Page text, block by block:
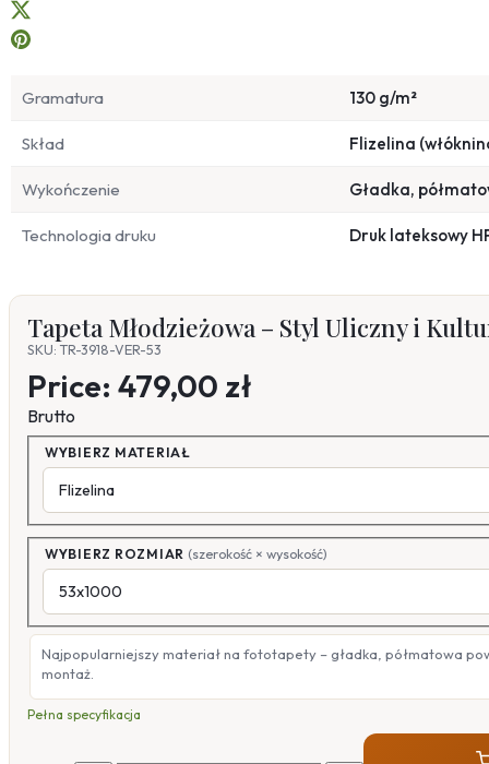
Gramatura 130 g/m²
Skład Flizelina
Wykończenie Gładka,
Technologia druku Druk lateksowy
Tapeta Młodzieżowa – Styl Uliczny i
SKU: TR-3918-VER-53
Price: 479,00 zł
Brutto
WYBIERZ MATERIAŁ
WYBIERZ ROZMIAR (szerokość × wysokość)
Najpopularniejszy materiał na fototapety – gładka, półmatowa
montaż.
Pełna specyfikacja